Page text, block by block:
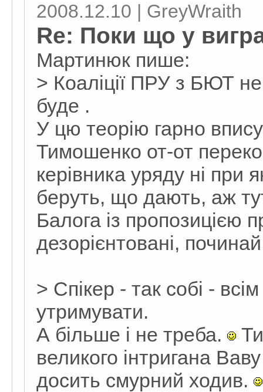
2008.12.10 | GreyWraith
Re: Поки що у
Мартинюк пише:
> Коаліції ПРУ з БЮТ
буде .
У цю теорію гарно
Тимошенко от-от
керівника уряду ні при
беруть, що дають, аж
Балога із пропозицією
дезорієнтовані,
> Спікер - так собі -
утримувати.
А більше і не треба.
великого інтригана
досить смурний ходив.